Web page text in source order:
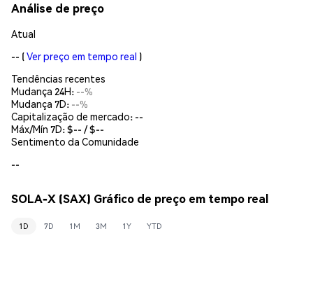
Análise de preço
Atual
-- (Ver preço em tempo real )
Tendências recentes
Mudança 24H: --%
Mudança 7D: --%
Capitalização de mercado: --
Máx/Mín 7D: $-- / $--
Sentimento da Comunidade
--
SOLA-X (SAX) Gráfico de preço em tempo real
1D 7D 1M 3M 1Y YTD